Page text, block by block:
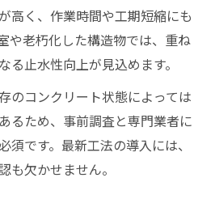
高く、作業時間や工期短縮にも
や老朽化した構造物では、重ね
る止水性向上が見込めます。
のコンクリート状態によっては
るため、事前調査と専門業者に
須です。最新工法の導入には、
も欠かせません。